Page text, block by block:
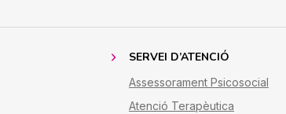
SERVEI D’ATENCIÓ
Assessorament Psicosocial
Atenció Terapèutica